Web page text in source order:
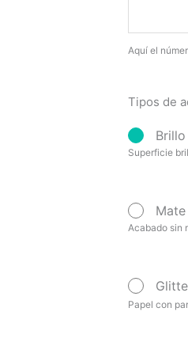
Aquí el
Tipos de
Superficie
Acabado sin
Papel con